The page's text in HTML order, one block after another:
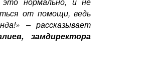
от помощи, ведь
– рассказывает
замдиректора